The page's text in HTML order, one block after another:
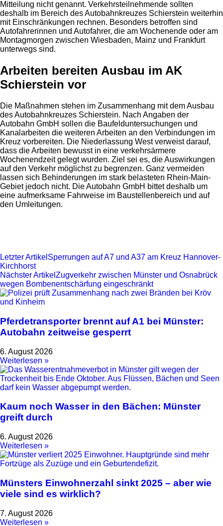
Mitteilung nicht genannt. Verkehrsteilnehmende sollten
deshalb im Bereich des Autobahnkreuzes Schierstein weiterhin
mit Einschränkungen rechnen. Besonders betroffen sind
Autofahrerinnen und Autofahrer, die am Wochenende oder am
Montagmorgen zwischen Wiesbaden, Mainz und Frankfurt
unterwegs sind.
Arbeiten bereiten Ausbau im AK
Schierstein vor
Die Maßnahmen stehen im Zusammenhang mit dem Ausbau
des Autobahnkreuzes Schierstein. Nach Angaben der
Autobahn GmbH sollen die Baufelduntersuchungen und
Kanalarbeiten die weiteren Arbeiten an den Verbindungen im
Kreuz vorbereiten. Die Niederlassung West verweist darauf,
dass die Arbeiten bewusst in eine verkehrsärmere
Wochenendzeit gelegt wurden. Ziel sei es, die Auswirkungen
auf den Verkehr möglichst zu begrenzen. Ganz vermeiden
lassen sich Behinderungen im stark belasteten Rhein-Main-
Gebiet jedoch nicht. Die Autobahn GmbH bittet deshalb um
eine aufmerksame Fahrweise im Baustellenbereich und auf
den Umleitungen.
Letzter Artikel Sperrungen auf A7 und A37 am Kreuz Hannover-
Kirchhorst
Nächster Artikel Zugverkehr zwischen Münster und Osnabrück
wegen Bombenentschärfung eingeschränkt
Pferdetransporter brennt auf A1 bei Münster:
Autobahn zeitweise gesperrt
6. August 2026
Weiterlesen »
Kaum noch Wasser in den Bächen: Münster
greift durch
6. August 2026
Weiterlesen »
Münsters Einwohnerzahl sinkt 2025 – aber wie
viele sind es wirklich?
7. August 2026
Weiterlesen »